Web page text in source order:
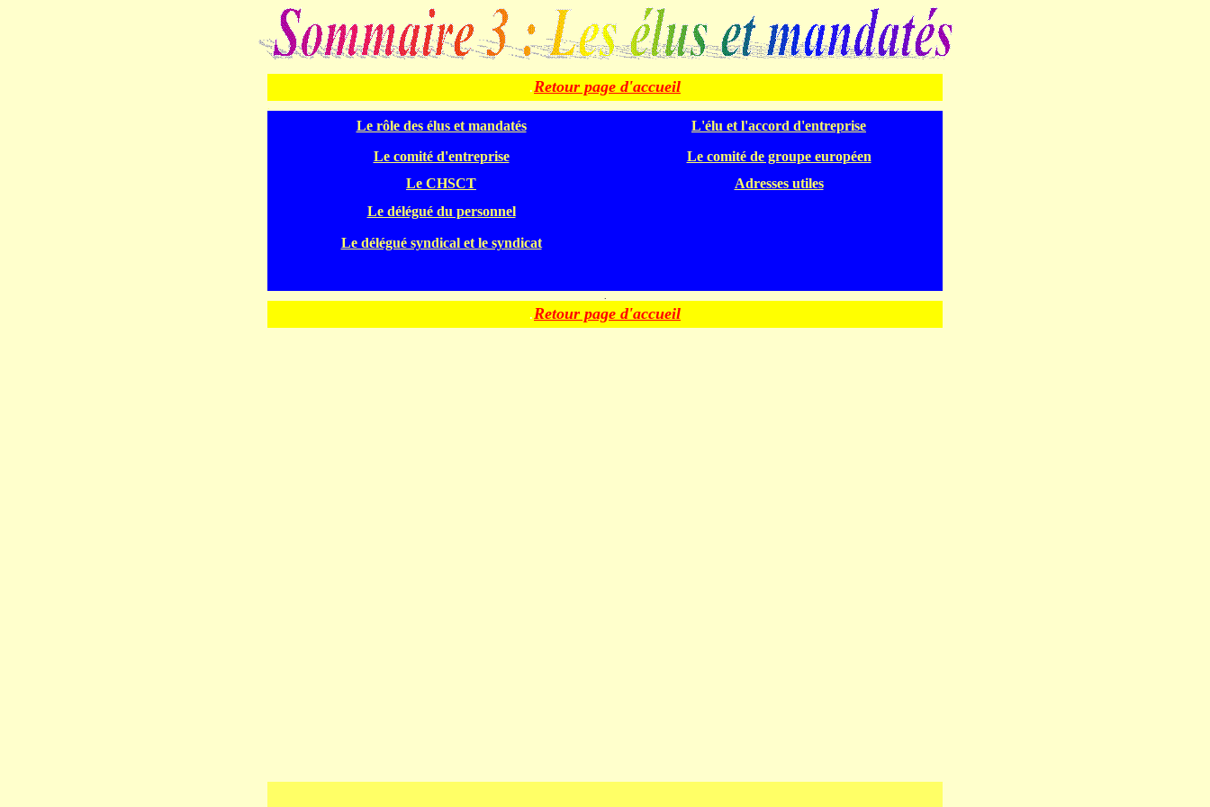
.Retour page d'accueil
Le rôle des élus et mandatés
L'élu et l'accord d'entreprise
Le comité d'entreprise
Le comité de groupe européen
Le CHSCT
Adresses utiles
Le délégué du personnel
Le délégué syndical et le syndicat
.Retour page d'accueil